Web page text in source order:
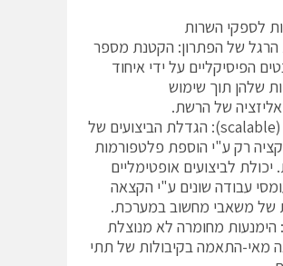
לספקי השרות
הרגל של הפתרון: הקטנת מספר
הפיסיקליים על ידי איחוד
שלהן תוך שימוש
של הרשת.
מדרוג (scalable): הגדלת הביצועים של
רק ע"י הוספת פלטפורמות
יכולת לביצועים אופטימליים
עבודה שונים ע"י הקצאה
של משאבי מחשוב במערכת.
הימנעות מחומרה לא מנוצלת
מאי-התאמה בקיבולות של תתי